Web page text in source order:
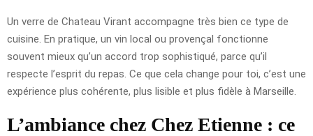
Un verre de Chateau Virant accompagne très bien ce type de
cuisine. En pratique, un vin local ou provençal fonctionne
souvent mieux qu’un accord trop sophistiqué, parce qu’il
respecte l’esprit du repas. Ce que cela change pour toi, c’est une
expérience plus cohérente, plus lisible et plus fidèle à Marseille.
L’ambiance chez Chez Etienne : ce